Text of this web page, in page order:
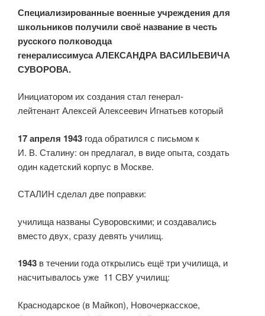
Специализированные военные учреждения для
школьников получили своё название в честь
русского полководца
генералиссимуса АЛЕКСАНДРА ВАСИЛЬЕВИЧА
СУВОРОВА.
Инициатором их создания стал генерал-
лейтенант Алексей Алексеевич Игнатьев который
17 апреля 1943 года обратился с письмом к
И. В. Сталину: он предлагал, в виде опыта, создать
один кадетский корпус в Москве.
СТАЛИН сделал две поправки:
училища названы Суворовскими; и создавались
вместо двух, сразу девять училищ.
1943 в течении года открылись ещё три училища, и
насчитывалось уже 11 СВУ училищ:
Краснодарское (в Майкоп), Новочеркасское,